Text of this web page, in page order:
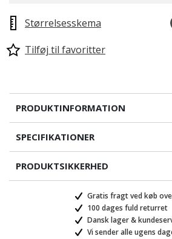
Størrelsesskema
Tilføj til favoritter
PRODUKTINFORMATION
SPECIFIKATIONER
PRODUKTSIKKERHED
Gratis fragt ved køb
100 dages fuld returret
Dansk lager &
Vi sender alle ugens